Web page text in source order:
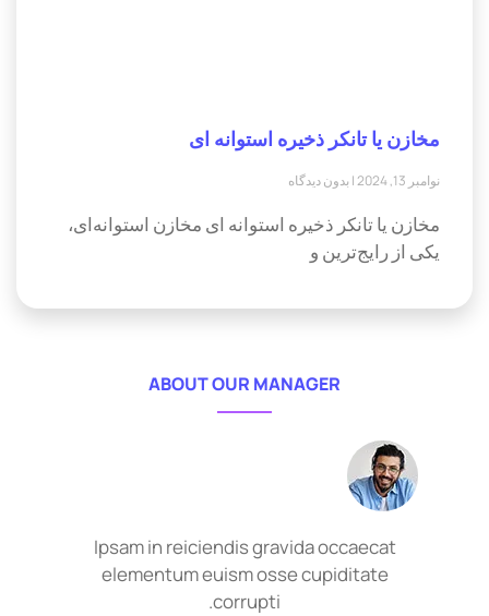
مخازن یا تانکر ذخیره استوانه ای
نوامبر 13, 2024 بدون دیدگاه
مخازن یا تانکر ذخیره استوانه ای مخازن استوانه‌ای،
یکی از رایج‌ترین و
ABOUT OUR MANAGER
Ipsam in reiciendis gravida occaecat
elementum euism osse cupiditate
corrupti.